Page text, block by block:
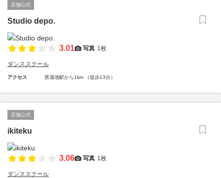
店舗公式
Studio depo.
3.01 写真 1枚
ダンススクール
アクセス 菖蒲池駅から1km （徒歩13分）
店舗公式
ikiteku
3.06 写真 1枚
ダンススクール